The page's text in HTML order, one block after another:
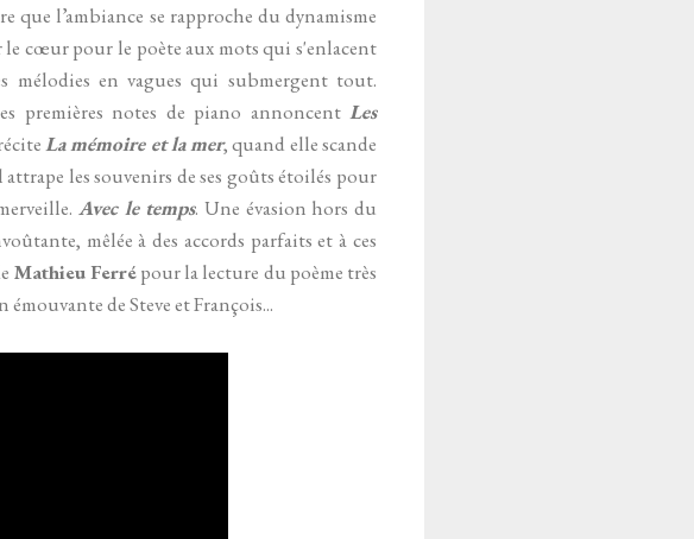
l’ambiance se rapproche du dynamisme
cœur pour le poète aux mots qui s'enlacent
en vagues qui submergent tout.
premières notes de piano annoncent Les
La mémoire et la mer, quand elle scande
les souvenirs de ses goûts étoilés pour
Avec le temps. Une évasion hors du
mêlée à des accords parfaits et à ces
Mathieu Ferrépour la lecture du poème très
de Steve et François...